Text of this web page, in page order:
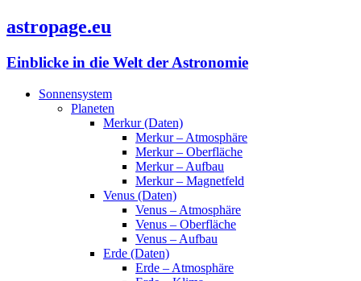
astropage.eu
Einblicke in die Welt der Astronomie
Sonnensystem
Planeten
Merkur (Daten)
Merkur – Atmosphäre
Merkur – Oberfläche
Merkur – Aufbau
Merkur – Magnetfeld
Venus (Daten)
Venus – Atmosphäre
Venus – Oberfläche
Venus – Aufbau
Erde (Daten)
Erde – Atmosphäre